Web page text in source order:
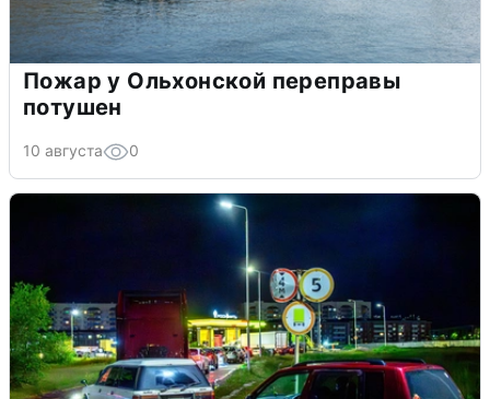
Пожар у Ольхонской переправы
потушен
10 августа 0